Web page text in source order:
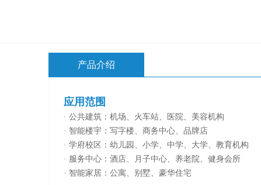
产品介绍
应用范围
· 公共建筑：机场、火车站、医院、美容机构
· 智能楼宇：写字楼、商务中心、品牌店
· 学府校区：幼儿园、小学、中学、大学、教育机构
· 服务中心：酒店、月子中心、养老院、健身会所
· 智能家居：公寓、别墅、豪华住宅